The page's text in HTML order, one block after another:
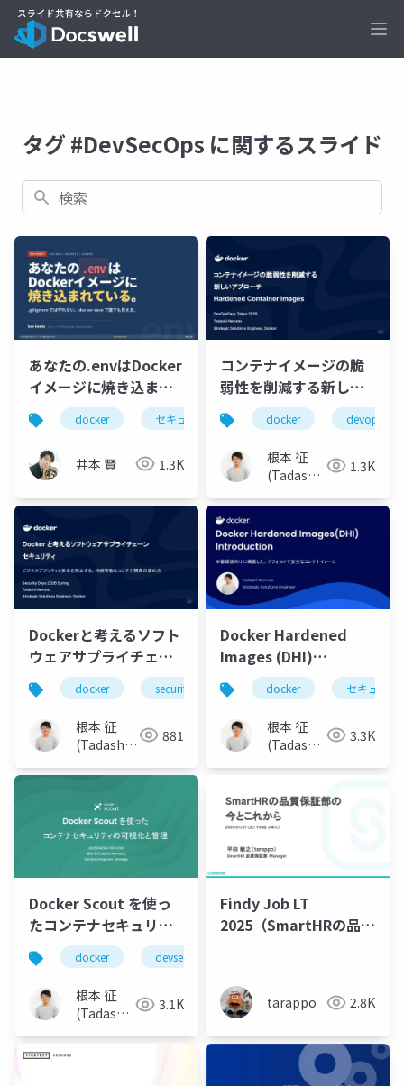
タグ #DevSecOps に関するスライド
検索
あなたの.envはDocker
イメージに焼き込ま
れ、誰でも抜き出せる
― Dockerセキュリティ
12枚
docker セキュリティ devsecops buildkit
井本 賢 1.3K
コンテナイメージの脆
弱性を削減する新しい
アプローチ：
Hardened Container
Images
docker devops
根本 征
(Tadashi
1.3K
Dockerと考えるソフト
ウェアサプライチェー
ンセキュリティ 〜ビジ
ネスアジリティと安全
を両立する、持続可能
なコンテナ開発の進め
方〜
docker security sbom コンテナ
根本 征
(Tadashi
881
Docker Hardened
Images (DHI)
Introduction 〜本番環
境向けに構築した、デ
フォルトで安全なコン
テナイメージ〜
docker セキュリテ
根本 征
(Tadashi
3.3K
Docker Scout を使っ
たコンテナセキュリテ
ィの可視化と管理
docker devsecops
根本 征
(Tadashi
3.1K
Findy Job LT
2025（SmartHRの品質
tarappo 2.8K